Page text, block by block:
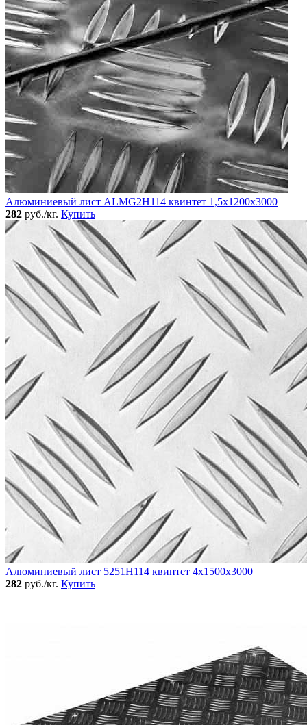
Алюминиевый лист ALMG2Н114 квинтет 1,5х1200х3000
282 руб./кг. Купить
Алюминиевый лист 5251Н114 квинтет 4х1500х3000
282 руб./кг. Купить